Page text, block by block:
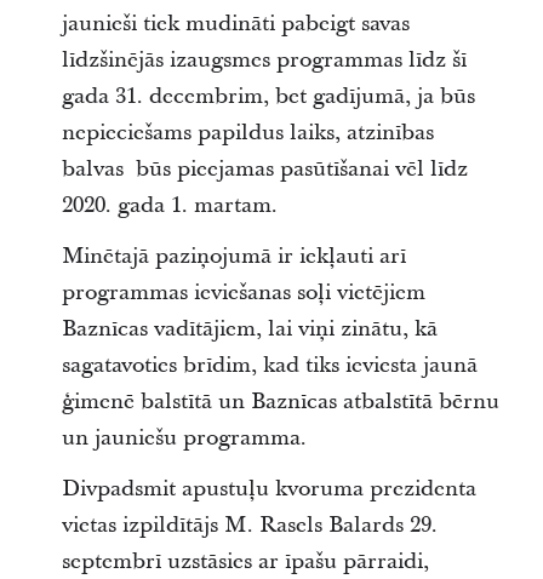
jaunieši tiek mudināti pabeigt savas
līdzšinējās izaugsmes programmas līdz šī
gada 31. decembrim, bet gadījumā, ja būs
nepieciešams papildus laiks, atzinības
balvas būs pieejamas pasūtīšanai vēl līdz
2020. gada 1. martam.
Minētajā paziņojumā ir iekļauti arī
programmas ieviešanas soļi vietējiem
Baznīcas vadītājiem, lai viņi zinātu, kā
sagatavoties brīdim, kad tiks ieviesta jaunā
ģimenē balstītā un Baznīcas atbalstītā bērnu
un jauniešu programma.
Divpadsmit apustuļu kvoruma prezidenta
vietas izpildītājs M. Rasels Balards 29.
septembrī uzstāsies ar īpašu pārraidi,